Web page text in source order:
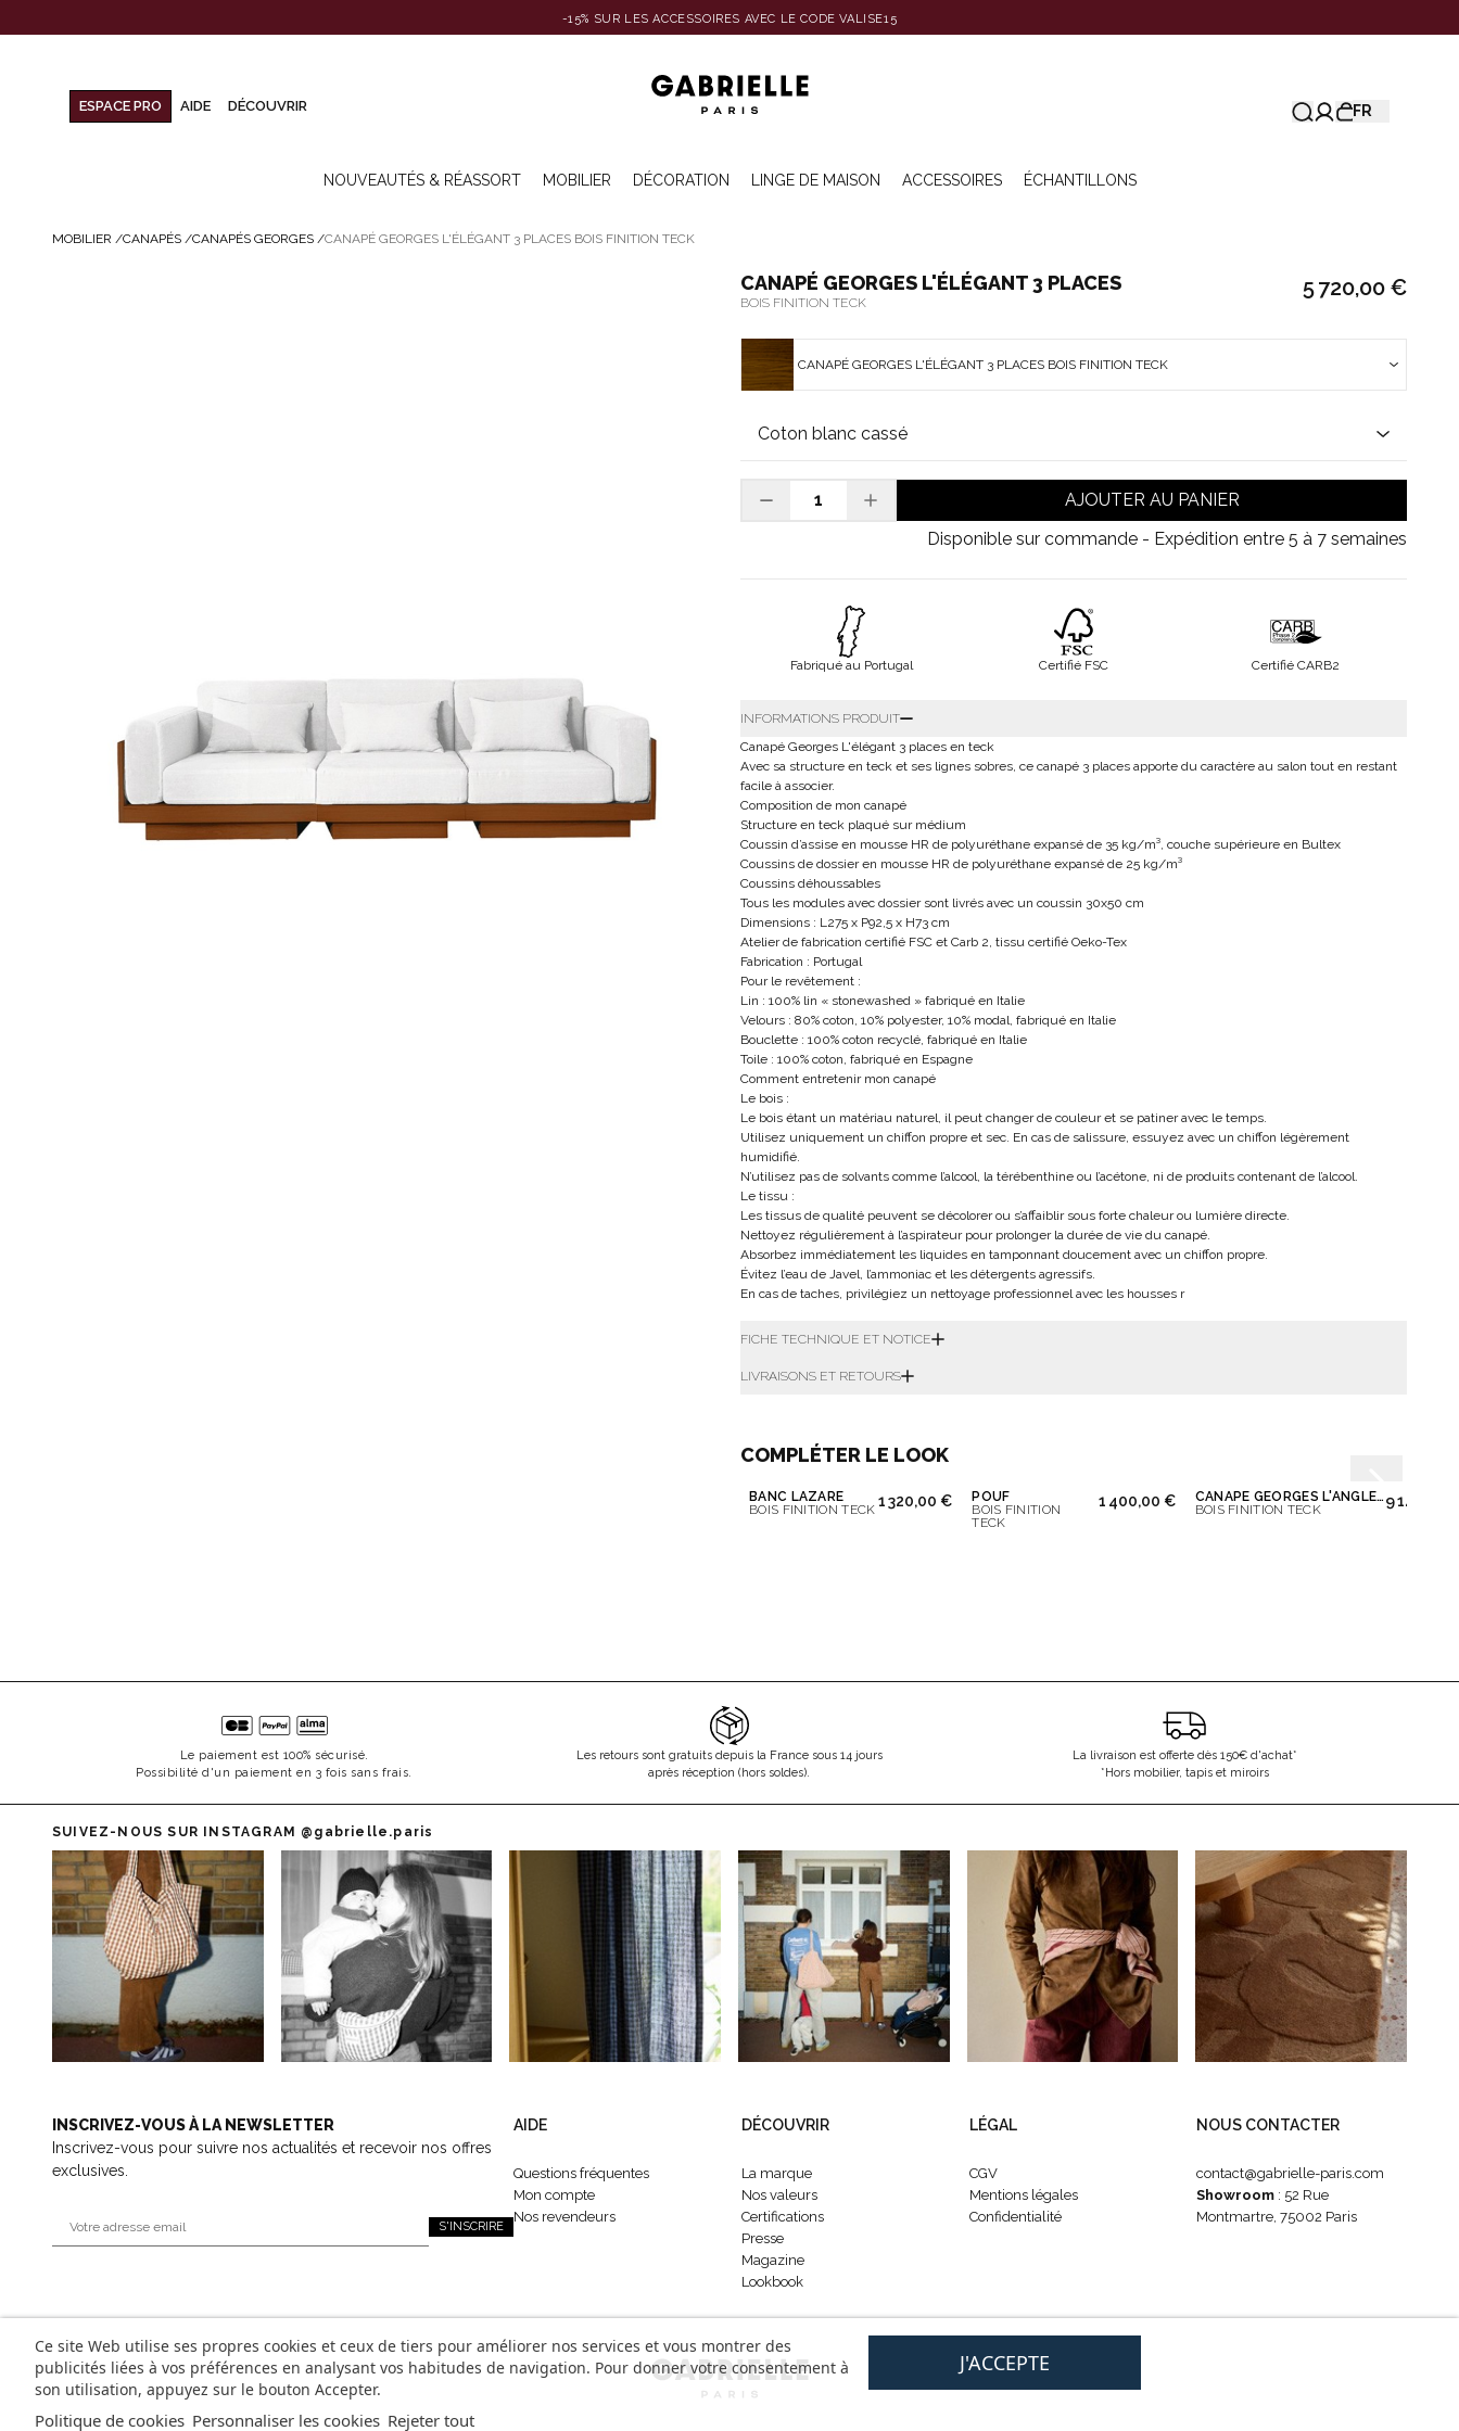
-15% SUR LES ACCESSOIRES AVEC LE CODE VALISE15
ESPACE PRO AIDE DÉCOUVRIR FR
NOUVEAUTÉS & RÉASSORT MOBILIER DÉCORATION LINGE DE MAISON ACCESSOIRES ÉCHANTILLONS
MOBILIER /CANAPÉS /CANAPÉS GEORGES /CANAPÉ GEORGES L'ÉLÉGANT 3 PLACES BOIS FINITION TECK
CANAPÉ GEORGES L'ÉLÉGANT 3 PLACES
BOIS FINITION TECK
5 720,00 €
CANAPÉ GEORGES L'ÉLÉGANT 3 PLACES BOIS FINITION TECK
AJOUTER AU PANIER
Disponible sur commande - Expédition entre 5 à 7 semaines
Fabriqué au Portugal Certifié FSC Certifié CARB2
INFORMATIONS PRODUIT
Canapé Georges L'élégant 3 places en teck
Avec sa structure en teck et ses lignes sobres, ce canapé 3 places apporte du caractère au salon tout en restant
facile à associer.
Composition de mon canapé
Structure en teck plaqué sur médium
Coussin d’assise en mousse HR de polyuréthane expansé de 35 kg/m³, couche supérieure en Bultex
Coussins de dossier en mousse HR de polyuréthane expansé de 25 kg/m³
Coussins déhoussables
Tous les modules avec dossier sont livrés avec un coussin 30x50 cm
Dimensions : L275 x P92,5 x H73 cm
Atelier de fabrication certifié FSC et Carb 2, tissu certifié Oeko-Tex
Fabrication : Portugal
Pour le revêtement :
Lin : 100% lin « stonewashed » fabriqué en Italie
Velours : 80% coton, 10% polyester, 10% modal, fabriqué en Italie
Bouclette : 100% coton recyclé, fabriqué en Italie
Toile : 100% coton, fabriqué en Espagne
Comment entretenir mon canapé
Le bois :
Le bois étant un matériau naturel, il peut changer de couleur et se patiner avec le temps.
Utilisez uniquement un chiffon propre et sec. En cas de salissure, essuyez avec un chiffon légèrement
humidifié.
N’utilisez pas de solvants comme l’alcool, la térébenthine ou l’acétone, ni de produits contenant de l’alcool.
Le tissu :
Les tissus de qualité peuvent se décolorer ou s’affaiblir sous forte chaleur ou lumière directe.
Nettoyez régulièrement à l’aspirateur pour prolonger la durée de vie du canapé.
Absorbez immédiatement les liquides en tamponnant doucement avec un chiffon propre.
Évitez l’eau de Javel, l’ammoniac et les détergents agressifs.
En cas de taches, privilégiez un nettoyage professionnel avec les housses r
FICHE TECHNIQUE ET NOTICE
LIVRAISONS ET RETOURS
COMPLÉTER LE LOOK
BANC LAZARE
BOIS FINITION TECK 1 320,00 €
POUF
BOIS FINITION
TECK
1 400,00 €
CANAPÉ GEORGES L'ANGLE 5 PLACES
BOIS FINITION TECK
9 140,00
Le paiement est 100% sécurisé.
Possibilité d'un paiement en 3 fois sans frais.
Les retours sont gratuits depuis la France sous 14 jours
après réception (hors soldes).
La livraison est offerte dès 150€ d'achat*
*Hors mobilier, tapis et miroirs
SUIVEZ-NOUS SUR INSTAGRAM @gabrielle.paris
INSCRIVEZ-VOUS À LA NEWSLETTER
Inscrivez-vous pour suivre nos actualités et recevoir nos offres
exclusives.
S'INSCRIRE
AIDE
Questions fréquentes
Mon compte
Nos revendeurs
DÉCOUVRIR
La marque
Nos valeurs
Certifications
Presse
Magazine
Lookbook
LÉGAL
CGV
Mentions légales
Confidentialité
NOUS CONTACTER
contact@gabrielle-paris.com
Showroom : 52 Rue
Montmartre, 75002 Paris
Ce site Web utilise ses propres cookies et ceux de tiers pour améliorer nos services et vous montrer des
publicités liées à vos préférences en analysant vos habitudes de navigation. Pour donner votre consentement à
son utilisation, appuyez sur le bouton Accepter.
Politique de cookies Personnaliser les cookies Rejeter tout
J'ACCEPTE